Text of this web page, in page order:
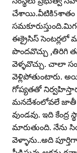
చేశాయి.వీటికి5శాతం
ఈక్రైసిస్‌ సెంటర్లలో
పొందవొచ్చు ,తిరిగి
వెళ్ళవొచ్చు. చాలా
వెళ్లిపోతుంటారు.
గోప్యతతో
మనదేశంలోవలే జాతీ
వుండవు. ఇది
మారుతుంది. నేను
వెళ్ళాను..అది